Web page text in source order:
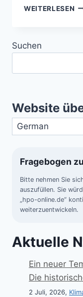
WEITERLESEN
Suchen
Website
Fragebogen
Bitte nehmen Sie
auszufüllen. Sie
„hpo-online.de“
weiterzuentwickeln.
Aktuelle
Ein neuer
Die
2 Juli, 2026,